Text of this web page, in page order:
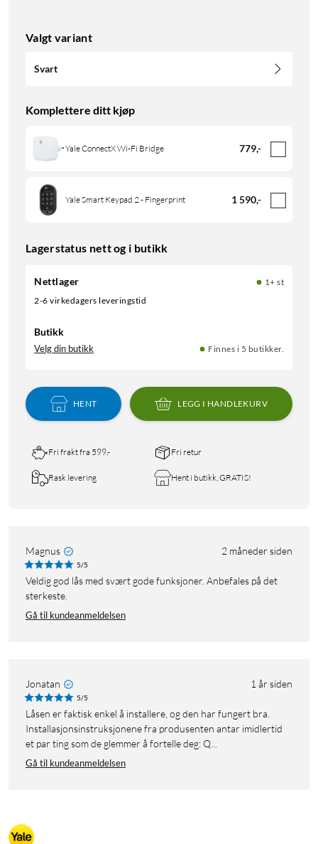
Valgt variant
Svart
Komplettere ditt kjøp
Yale ConnectX Wi-Fi Bridge 779,-
Yale Smart Keypad 2 - Fingerprint 1 590,-
Lagerstatus nett og i butikk
Nettlager
1+ st
2-6 virkedagers leveringstid
Butikk
Velg din butikk Finnes i 5 butikker.
HENT LEGG I HANDLEKURV
Fri frakt fra 599,- Fri retur
Rask levering Hent i butikk, GRATIS!
Magnus 2 måneder siden
5/5
Veldig god lås med svært gode funksjoner. Anbefales på det
sterkeste.
Gå til kundeanmeldelsen
Jonatan 1 år siden
5/5
Låsen er faktisk enkel å installere, og den har fungert bra.
Installasjonsinstruksjonene fra produsenten antar imidlertid
et par ting som de glemmer å fortelle deg: Q...
Gå til kundeanmeldelsen